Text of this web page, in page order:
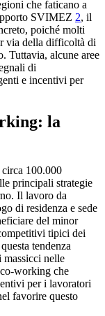
che faticano a
SVIMEZ 2, il
poiché molti
via della difficoltà di
Tuttavia, alcune aree
di
e incentivi per
la
100.000
principali strategie
Il lavoro da
di residenza e sede
del minor
tipici dei
tendenza
massicci nelle
working che
per i lavoratori
favorire questo